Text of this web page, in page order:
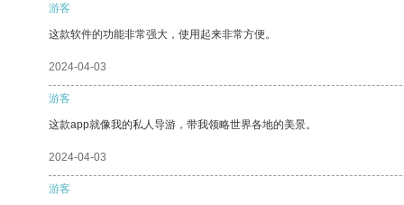
游客
这款软件的功能非常强大，使用起来非常方便。
2024-04-03
游客
这款app就像我的私人导游，带我领略世界各地的美景。
2024-04-03
游客